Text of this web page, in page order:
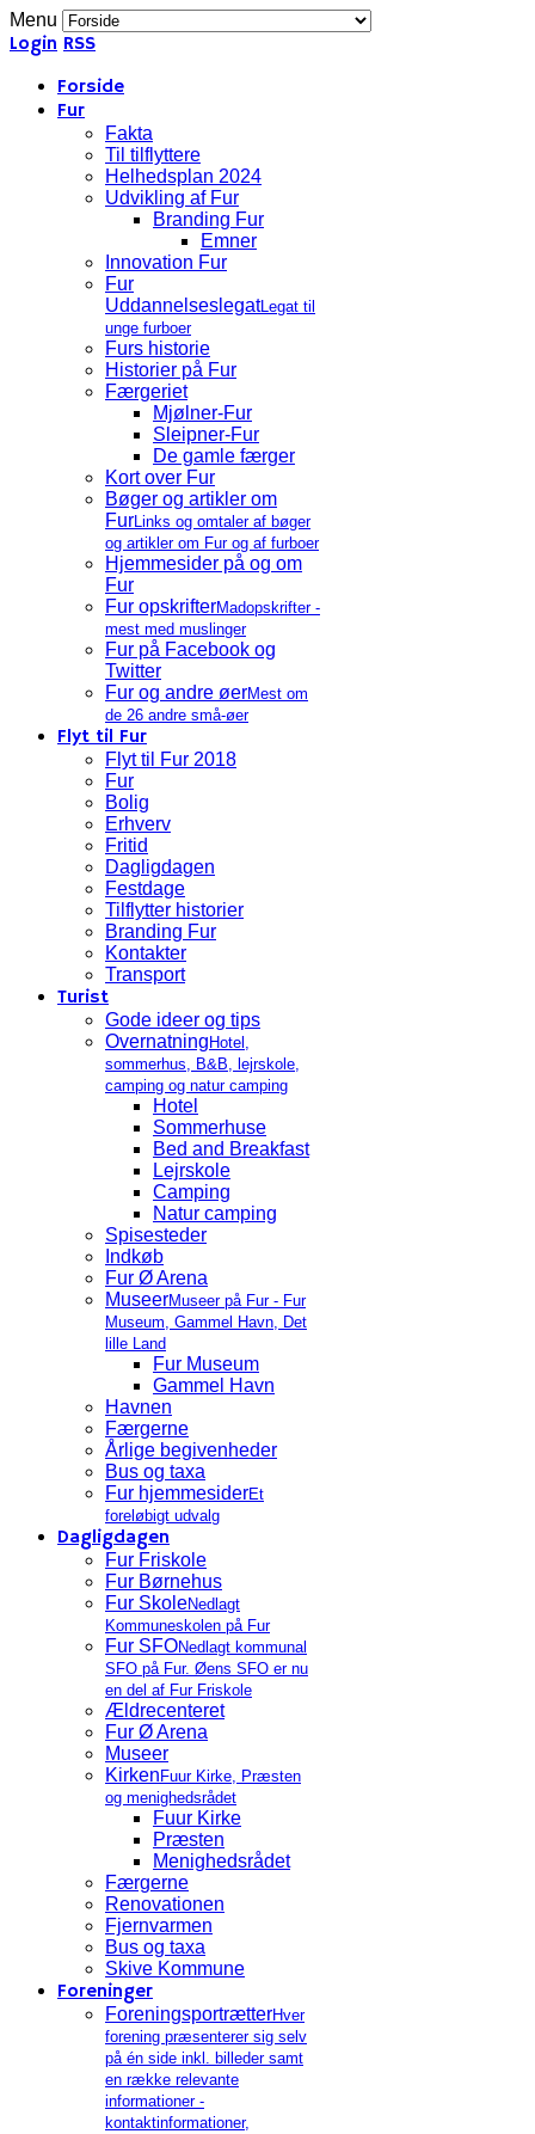
Menu
Login RSS
Forside
Fur
Fakta
Til tilflyttere
Helhedsplan 2024
Udvikling af Fur
Branding Fur
Emner
Innovation Fur
Fur
UddannelseslegatLegat til
unge furboer
Furs historie
Historier på Fur
Færgeriet
Mjølner-Fur
Sleipner-Fur
De gamle færger
Kort over Fur
Bøger og artikler om
FurLinks og omtaler af bøger
og artikler om Fur og af furboer
Hjemmesider på og om
Fur
Fur opskrifterMadopskrifter -
mest med muslinger
Fur på Facebook og
Twitter
Fur og andre øerMest om
de 26 andre små-øer
Flyt til Fur
Flyt til Fur 2018
Fur
Bolig
Erhverv
Fritid
Dagligdagen
Festdage
Tilflytter historier
Branding Fur
Kontakter
Transport
Turist
Gode ideer og tips
Overnatning Hotel,
sommerhus, B&B, lejrskole,
camping og natur camping
Hotel
Sommerhuse
Bed and Breakfast
Lejrskole
Camping
Natur camping
Spisesteder
Indkøb
Fur Ø Arena
MuseerMuseer på Fur - Fur
Museum, Gammel Havn, Det
lille Land
Fur Museum
Gammel Havn
Havnen
Færgerne
Årlige begivenheder
Bus og taxa
Fur hjemmesiderEt
foreløbigt udvalg
Dagligdagen
Fur Friskole
Fur Børnehus
Fur SkoleNedlagt
Kommuneskolen på Fur
Fur SFONedlagt kommunal
SFO på Fur. Øens SFO er nu
en del af Fur Friskole
Ældrecenteret
Fur Ø Arena
Museer
Kirken Fuur Kirke, Præsten
og menighedsrådet
Fuur Kirke
Præsten
Menighedsrådet
Færgerne
Renovationen
Fjernvarmen
Bus og taxa
Skive Kommune
Foreninger
ForeningsportrætterHver
forening præsenterer sig selv
på én side inkl. billeder samt
en række relevante
informationer -
kontaktinformationer,